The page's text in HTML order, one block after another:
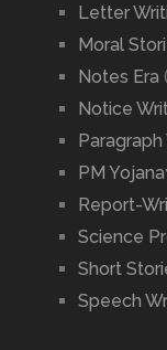
Letter
Moral
Notes Era
Notice
Paragraph
PM
Report-
Science
Short
Speech